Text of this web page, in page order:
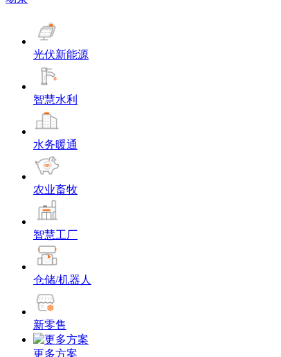
光伏新能源
智慧水利
水务暖通
农业畜牧
智慧工厂
仓储/机器人
新零售
更多方案